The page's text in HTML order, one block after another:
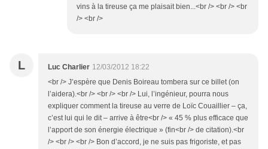
vins à la tireuse ça me plaisait bien...<br /> <br /> <br
/> <br />
L Luc Charlier 12/03/2012 18:22
<br /> J’espère que Denis Boireau tombera sur ce billet (on
l’aidera).<br /> <br /> <br /> Lui, l’ingénieur, pourra nous
expliquer comment la tireuse au verre de Loïc Couaillier – ça,
c’est lui qui le dit – arrive à être<br /> « 45 % plus efficace que
l’apport de son énergie électrique » (fin<br /> de citation).<br
/> <br /> <br /> Bon d’accord, je ne suis pas frigoriste, et pas